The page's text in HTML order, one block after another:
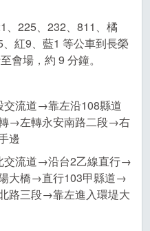
、225、232、811、橘
紅9、藍1 等公車到長榮
會場，約 9 分鐘。
流道→靠左沿108縣道
→左轉永安南路二段→右
邊
交流道→沿台2乙線直行→
大橋→直行103甲縣道→
路三段→靠左進入環堤大